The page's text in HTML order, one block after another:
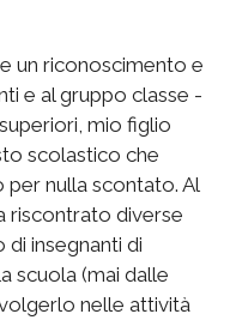
un riconoscimento e
e al gruppo classe -
mio figlio
scolastico che
nulla scontato. Al
riscontrato diverse
insegnanti di
scuola (mai dalle
nelle attività